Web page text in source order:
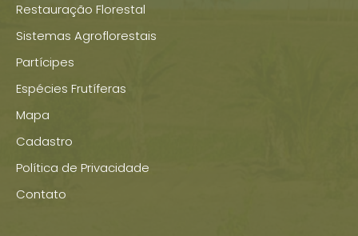
Restauração Florestal
Sistemas Agroflorestais
Partícipes
Espécies Frutíferas
Mapa
Cadastro
Política de Privacidade
Contato